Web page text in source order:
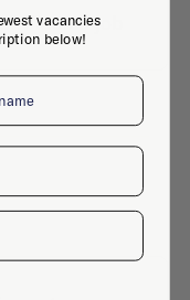
Place a job
vacancies
below!